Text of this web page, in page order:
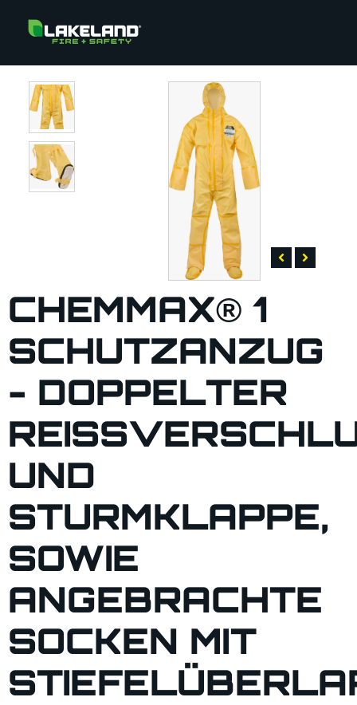
CHEMMAX® 1
SCHUTZANZUG
- DOPPELTER
ND S
TURMKLAPPE, S
OWIE A
NGEBRACHTE S
OCKEN MIT S